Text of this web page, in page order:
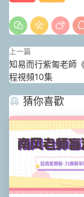
上一篇
知易而行紫匍老師
程視頻10集
猜你喜歡